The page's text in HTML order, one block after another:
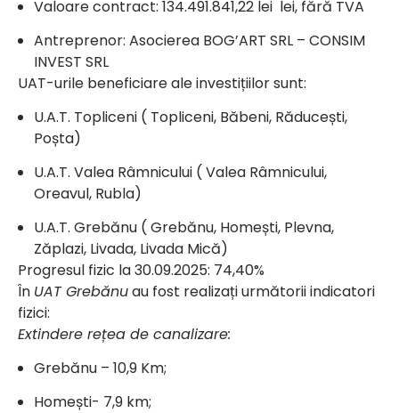
Valoare contract: 134.491.841,22 lei lei, fără TVA
Antreprenor: Asocierea BOG’ART SRL – CONSIM
INVEST SRL
UAT-urile beneficiare ale investițiilor sunt:
U.A.T. Topliceni ( Topliceni, Băbeni, Răducești,
Poșta)
U.A.T. Valea Râmnicului ( Valea Râmnicului,
Oreavul, Rubla)
U.A.T. Grebănu ( Grebănu, Homești, Plevna,
Zăplazi, Livada, Livada Mică)
Progresul fizic la 30.09.2025: 74,40%
În UAT Grebănuau fost realizați următorii indicatori
fizici:
Extindere rețea de canalizare:
Grebănu – 10,9 Km;
Homești- 7,9 km;